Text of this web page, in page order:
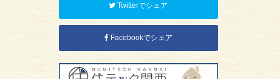
Twitterでシェア
Facebookでシェア